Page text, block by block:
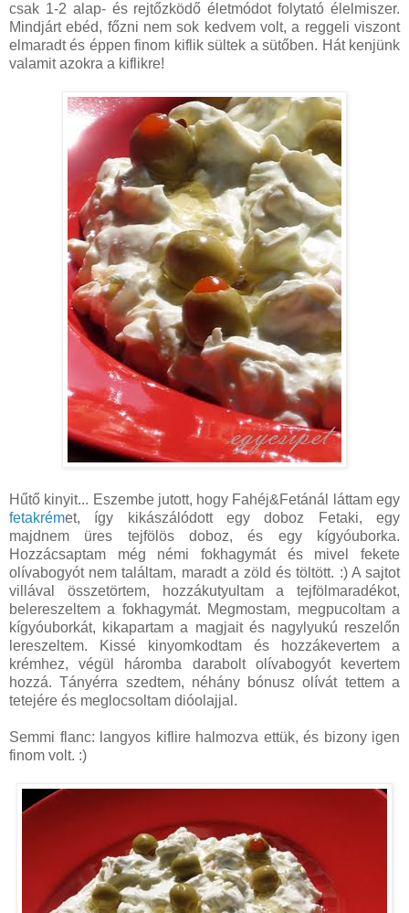
csak 1-2 alap- és rejtőzködő életmódot folytató élelmiszer.
Mindjárt ebéd, főzni nem sok kedvem volt, a reggeli viszont
elmaradt és éppen finom kiflik sültek a sütőben. Hát kenjünk
valamit azokra a kiflikre!
Hűtő kinyit... Eszembe jutott, hogy Fahéj&Fetánál láttam egy
fetakrémet, így kikászálódott egy doboz Fetaki, egy
majdnem üres tejfölös doboz, és egy kígyóuborka.
Hozzácsaptam még némi fokhagymát és mivel fekete
olívabogyót nem találtam, maradt a zöld és töltött. :) A sajtot
villával összetörtem, hozzákutyultam a tejfölmaradékot,
belereszeltem a fokhagymát. Megmostam, megpucoltam a
kígyóuborkát, kikapartam a magjait és nagylyukú reszelőn
lereszeltem. Kissé kinyomkodtam és hozzákevertem a
krémhez, végül háromba darabolt olívabogyót kevertem
hozzá. Tányérra szedtem, néhány bónusz olívát tettem a
tetejére és meglocsoltam dióolajjal.
Semmi flanc: langyos kiflire halmozva ettük, és bizony igen
finom volt. :)